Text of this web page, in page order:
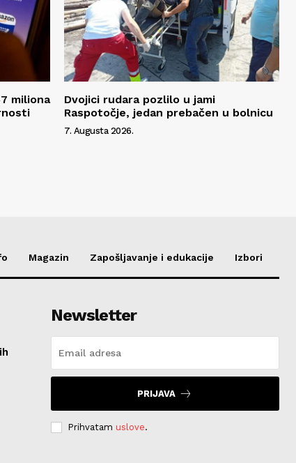
miliona
Dvojici rudara pozlilo u jami
Raspotočje, jedan prebačen u bolnicu
7. Augusta 2026.
Magazin Zapošljavanje i edukacije Izbori
Newsletter
PRIJAVA
Prihvatam uslove.